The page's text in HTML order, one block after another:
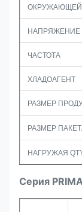
ОКРУЖАЮЩЕЙ
НАПРЯЖЕНИЕ
ЧАСТОТА
ХЛАДОАГЕНТ
РАЗМЕР
РАЗМЕР
НАГРУЖАЯ
Серия